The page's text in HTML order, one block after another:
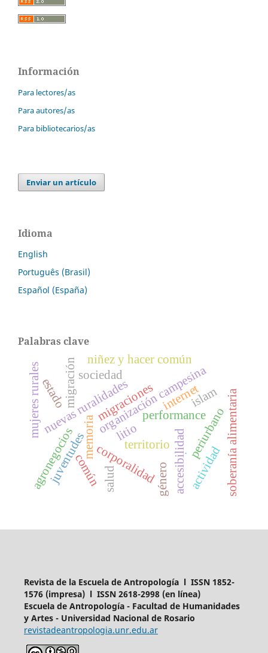
Información
Para lectores/as
Para autores/as
Para bibliotecarios/as
Enviar un artículo
Idioma
English
Português (Brasil)
Español (España)
Palabras clave
memoria
corporalidad
performance
migraciones
juventudes
nuevas ruralidades
territorio
organización campesina
salud accesibilidad
género
migración
agronegocios periurbanosoberanía alimentaria
litio
mujeres rurales
común actividad
niñez y hacer común
sociedad
.
internet
estado islam
Revista de la Escuela de Antropología l ISSN 1852-
1576 (impresa) l ISSN 2618-2998 (en línea)
Escuela de Antropología - Facultad de Humanidades
y Artes - Universidad Nacional de Rosario
revistadeantropologia.unr.edu.ar